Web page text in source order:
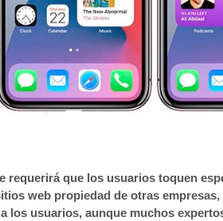
requerirá que los usuarios toquen
web propiedad de otras
los usuarios, aunque muchos